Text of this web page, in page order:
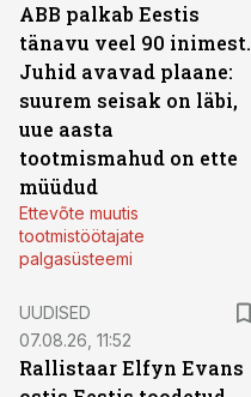
ABB palkab Eestis
tänavu veel 90 inimest.
Juhid avavad plaane:
suurem seisak on läbi,
uue aasta
tootmismahud on ette
müüdud
Ettevõte muutis
tootmistöötajate
palgasüsteemi
UUDISED
07.08.26, 11:52
Rallistaar Elfyn Evans